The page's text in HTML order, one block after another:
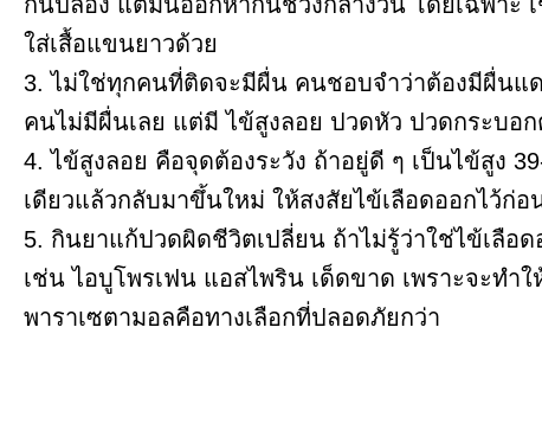
ใส่เสื้อแขนยาวด้วย
3. ไม่ใช่ทุกคนที่ติดจะมีผื่น คนชอบจำว่าต้องมีผื่นแด
คนไม่มีผื่นเลย แต่มี ไข้สูงลอย ปวดหัว ปวดกระบอ
4. ไข้สูงลอย คือจุดต้องระวัง ถ้าอยู่ดี ๆ เป็นไข้สูง
เดียวแล้วกลับมาขึ้นใหม่ ให้สงสัยไข้เลือดออกไว้ก่
5. กินยาแก้ปวดผิดชีวิตเปลี่ยน ถ้าไม่รู้ว่าใช่ไข้เลือ
เช่น ไอบูโพรเฟน แอสไพริน เด็ดขาด เพราะจะทำ
พาราเซตามอลคือทางเลือกที่ปลอดภัยกว่า